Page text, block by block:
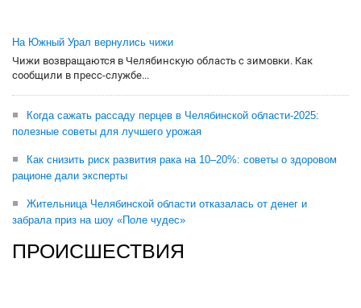
На Южный Урал вернулись чижи
Чижи возвращаются в Челябинскую область с зимовки. Как
сообщили в пресс-службе...
Когда сажать рассаду перцев в Челябинской области-2025:
полезные советы для лучшего урожая
Как снизить риск развития рака на 10–20%: советы о здоровом
рационе дали эксперты
Жительница Челябинской области отказалась от денег и
забрала приз на шоу «Поле чудес»
ПРОИСШЕСТВИЯ